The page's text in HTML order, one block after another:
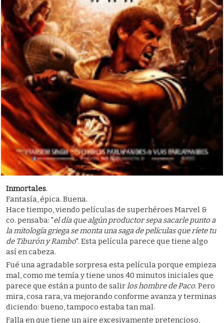
Inmortales.
Fantasía, épica. Buena.
Hace tiempo, viendo películas de superhéroes Marvel &
co. pensaba: "el día que algún productor sepa sacarle punto a
la mitología griega se monta una saga de películas que ríete tu
de Tiburón y Rambo". Esta película parece que tiene algo
así en cabeza.
Fué una agradable sorpresa esta película porque empieza
mal, como me temía y tiene unos 40 minutos iniciales que
parece que están a punto de salirlos hombre de Paco. Pero
mira, cosa rara, va mejorando conforme avanza y terminas
diciendo: bueno, tampoco estaba tan mal.
Falla en que tiene un aire excesivamente pretencioso,